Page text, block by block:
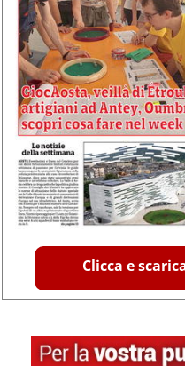
Clicca e